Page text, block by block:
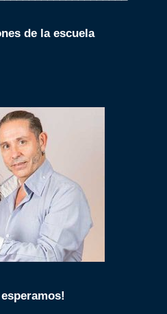
de la escuela
esperamos!